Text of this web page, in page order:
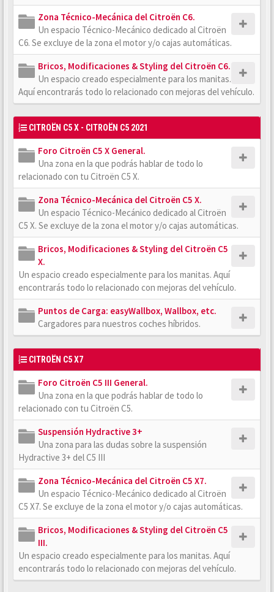
Zona Técnico-Mecánica del Citroën C6.
Un espacio Técnico-Mecánico dedicado al Citroën
C6. Se excluye de la zona el motor y/o cajas automáticas.
Bricos, Modificaciones & Styling del Citroën C6.
Un espacio creado especialmente para los manitas.
Aquí encontrarás todo lo relacionado con mejoras del vehículo.
CITROËN C5 X - CITROËN C5 2021
Foro Citroën C5 X General.
Una zona en la que podrás hablar de todo lo
relacionado con tu Citroën C5 X.
Zona Técnico-Mecánica del Citroën C5 X.
Un espacio Técnico-Mecánico dedicado al Citroën
C5 X. Se excluye de la zona el motor y/o cajas automáticas.
Bricos, Modificaciones & Styling del Citroën C5
X.
Un espacio creado especialmente para los manitas. Aquí
encontrarás todo lo relacionado con mejoras del vehículo.
Puntos de Carga: easyWallbox, Wallbox, etc.
Cargadores para nuestros coches híbridos.
CITROËN C5 X7
Foro Citroën C5 III General.
Una zona en la que podrás hablar de todo lo
relacionado con tu Citroën C5.
Suspensión Hydractive 3+
Una zona para las dudas sobre la suspensión
Hydractive 3+ del C5 III
Zona Técnico-Mecánica del Citroën C5 X7.
Un espacio Técnico-Mecánico dedicado al Citroën
C5 X7. Se excluye de la zona el motor y/o cajas automáticas.
Bricos, Modificaciones & Styling del Citroën C5
III.
Un espacio creado especialmente para los manitas. Aquí
encontrarás todo lo relacionado con mejoras del vehículo.